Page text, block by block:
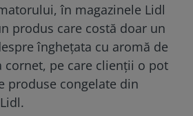
în magazinele Lidl
produs care costă doar un
înghețata cu aromă de
cornet, pe care clienții o pot
produse congelate din